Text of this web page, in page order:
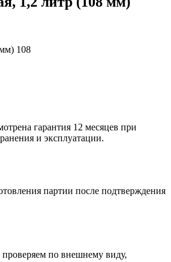
108
гарантия 12 месяцев при
и эксплуатации.
партии после подтверждения
по внешнему виду,